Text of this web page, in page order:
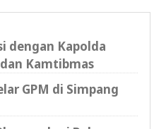
dengan Kapolda
Kamtibmas
GPM di Simpang